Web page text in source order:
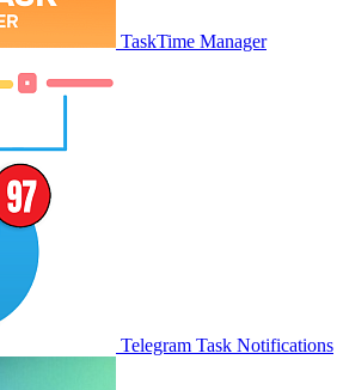
TaskTime Manager
Telegram Task Notifications